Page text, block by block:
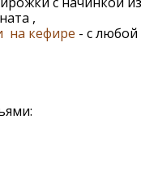
,
на кефире - с любой